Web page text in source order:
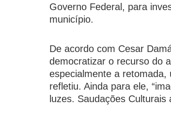
Governo Federal, para
município.
De acordo com Cesar
democratizar o recurso do
especialmente a retomada,
refletiu. Ainda para ele,
luzes. Saudações